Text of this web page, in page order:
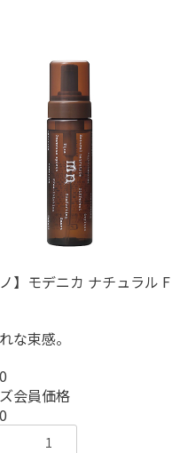
ノ】モデニカ ナチュラル F
な束感。
会員価格